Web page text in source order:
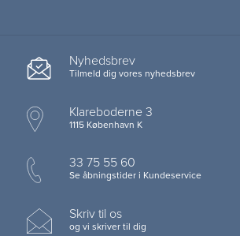
Nyhedsbrev
Tilmeld dig vores nyhedsbrev
Klareboderne 3
1115 København K
33 75 55 60
Se åbningstider i Kundeservice
Skriv til os
og vi skriver til dig